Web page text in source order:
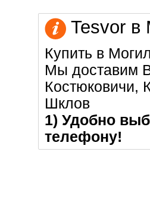
Tesvor в
Купить в
Мы доставим
Костюковичи,
Шклов
1) Удобно
телефону!